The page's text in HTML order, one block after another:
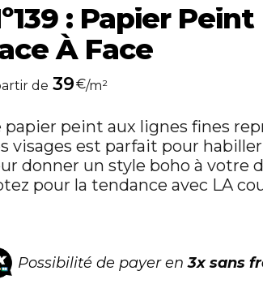
: Papier Peint
À Face
de 39€/m²
papier peint aux lignes fines
visages est parfait pour
donner un style boho à votre
pour la tendance avec LA
Possibilité de payer en3x sans